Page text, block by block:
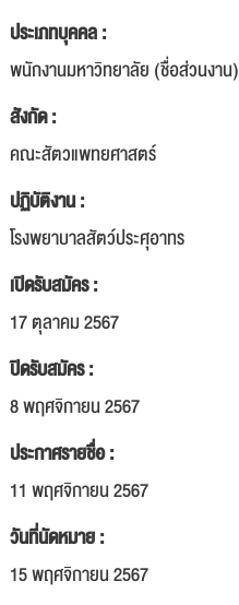
ประเภทบุคคล :
พนักงานมหาวิทยาลัย (ชื่อส่วนงาน)
สังกัด :
คณะสัตวแพทยศาสตร์
ปฏิบัติงาน :
โรงพยาบาลสัตว์ประศุอาทร
เปิดรับสมัคร :
17 ตุลาคม 2567
ปิดรับสมัคร :
8 พฤศจิกายน 2567
ประกาศรายชื่อ :
11 พฤศจิกายน 2567
วันที่นัดหมาย :
15 พฤศจิกายน 2567